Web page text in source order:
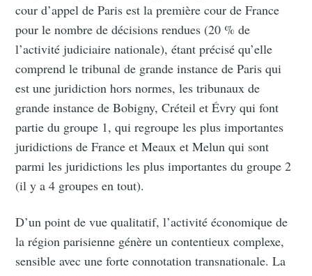
cour d’appel de Paris est la première cour de France
pour le nombre de décisions rendues (20 % de
l’activité judiciaire nationale), étant précisé qu’elle
comprend le tribunal de grande instance de Paris qui
est une juridiction hors normes, les tribunaux de
grande instance de Bobigny, Créteil et Évry qui font
partie du groupe 1, qui regroupe les plus importantes
juridictions de France et Meaux et Melun qui sont
parmi les juridictions les plus importantes du groupe 2
(il y a 4 groupes en tout).
D’un point de vue qualitatif, l’activité économique de
la région parisienne génère un contentieux complexe,
sensible avec une forte connotation transnationale. La